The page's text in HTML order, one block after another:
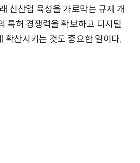
신산업 육성을 가로막는 규제 개
특허 경쟁력을 확보하고 디지털
확산시키는 것도 중요한 일이다.